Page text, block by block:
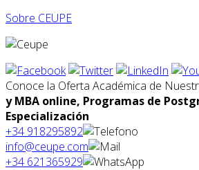
Sobre CEUPE
Conoce la Oferta Académica de
y MBA online, Programas de
Especialización
+34 918295892
info@ceupe.com
+34 621365929